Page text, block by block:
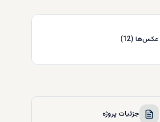
عکس‌ها(
12
)
جزئیات پروژه